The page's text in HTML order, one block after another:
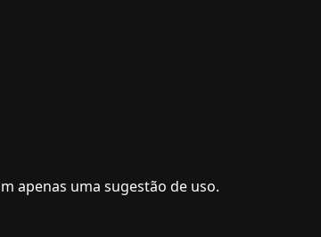
apenas uma sugestão de uso.